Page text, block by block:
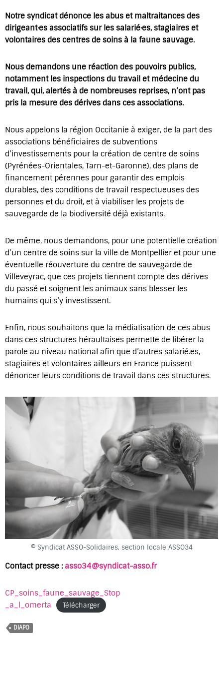
Notre syndicat dénonce les abus et maltraitances des
dirigeant·es associatifs sur les salarié·es, stagiaires et
volontaires des centres de soins à la faune sauvage.
Nous demandons une réaction des pouvoirs publics,
notamment les inspections du travail et médecine du
travail, qui, alertés à de nombreuses reprises, n’ont pas
pris la mesure des dérives dans ces associations.
Nous appelons la région Occitanie à exiger, de la part des
associations bénéficiaires de subventions
d’investissements pour la création de centre de soins
(Pyrénées-Orientales, Tarn-et-Garonne), des plans de
financement pérennes pour garantir des emplois
durables, des conditions de travail respectueuses des
personnes et du droit, et à viabiliser les projets de
sauvegarde de la biodiversité déjà existants.
De même, nous demandons, pour une potentielle création
d’un centre de soins sur la ville de Montpellier et pour une
éventuelle réouverture du centre de sauvegarde de
Villeveyrac, que ces projets tiennent compte des dérives
du passé et soignent les animaux sans blesser les
humains qui s’y investissent.
Enfin, nous souhaitons que la médiatisation de ces abus
dans ces structures héraultaises permette de libérer la
parole au niveau national afin que d’autres salarié.es,
stagiaires et volontaires ailleurs en France puissent
dénoncer leurs conditions de travail dans ces structures.
© Syndicat ASSO-Solidaires, section locale ASSO34
Contact presse : asso34@syndicat-asso.fr
CP_soins_faune_sauvage_Stop
_a_l_omerta
Télécharger
DIAPO